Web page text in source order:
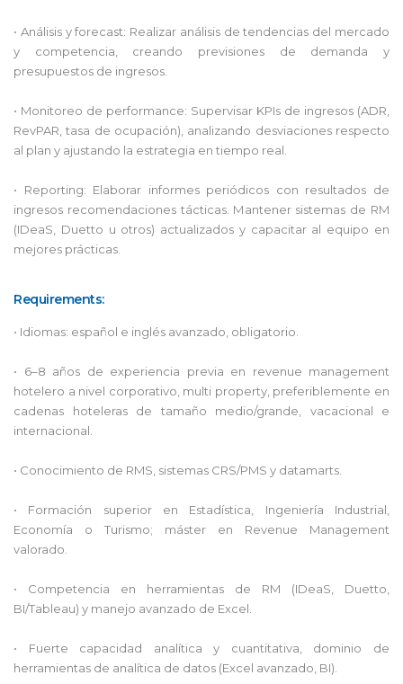
• Análisis y forecast: Realizar análisis de tendencias del mercado
y competencia, creando previsiones de demanda y
presupuestos de ingresos.
• Monitoreo de performance: Supervisar KPIs de ingresos (ADR,
RevPAR, tasa de ocupación), analizando desviaciones respecto
al plan y ajustando la estrategia en tiempo real.
• Reporting: Elaborar informes periódicos con resultados de
ingresos recomendaciones tácticas. Mantener sistemas de RM
(IDeaS, Duetto u otros) actualizados y capacitar al equipo en
mejores prácticas.
Requirements:
• Idiomas: español e inglés avanzado, obligatorio.
• 6–8 años de experiencia previa en revenue management
hotelero a nivel corporativo, multi property, preferiblemente en
cadenas hoteleras de tamaño medio/grande, vacacional e
internacional.
• Conocimiento de RMS, sistemas CRS/PMS y datamarts.
• Formación superior en Estadística, Ingeniería Industrial,
Economía o Turismo; máster en Revenue Management
valorado.
• Competencia en herramientas de RM (IDeaS, Duetto,
BI/Tableau) y manejo avanzado de Excel.
• Fuerte capacidad analítica y cuantitativa, dominio de
herramientas de analítica de datos (Excel avanzado, BI).